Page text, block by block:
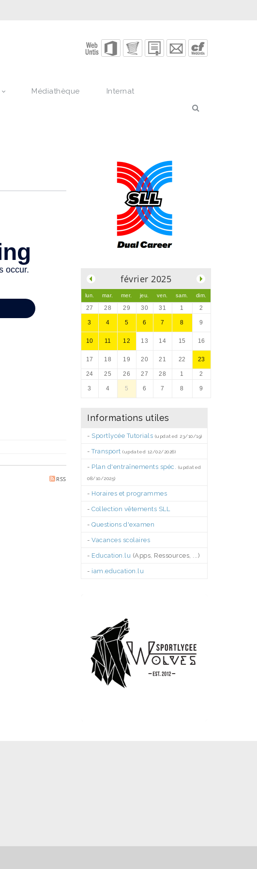
Médiathèque Internat
RSS
février 2025
lun. mar. mer. jeu. ven. sam. dim.
27 28 29 30 31 1 2
3 4 5 6 7 8 9
10 11 12 13 14 15 16
17 18 19 20 21 22 23
24 25 26 27 28 1 2
3 4 5 6 7 8 9
Informations utiles
- Sportlycée Tutorials (updated 23/10/19)
-Transport (updated 12/02/2026)
- Plan d'entraînements spéc. (updated
08/10/2025)
- Horaires et programmes
- Collection vêtements SLL
- Questions d'examen
- Vacances scolaires
- Education.lu (Apps, Ressources, ...)
- iam.education.lu